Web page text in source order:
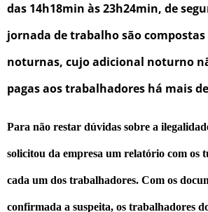
das 14h18min às 23h24min, de
jornada de trabalho são
noturnas, cujo adicional noturno
pagas aos trabalhadores há mais
Para não restar dúvidas sobre a
solicitou da empresa um relatório com os
cada um dos trabalhadores. Com os
confirmada a suspeita, os trabalhadores